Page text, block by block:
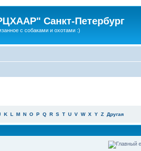
Санкт-Петербург
с собаками и охотами :)
K L M N O P Q R S T U V W X Y Z Другая